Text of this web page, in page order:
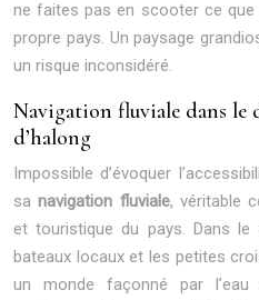
ne faites pas en scooter ce
propre pays. Un paysage
un risque inconsidéré.
Navigation fluviale dans le
d’halong
Impossible d’évoquer
sanavigation fluviale, véritable
et touristique du pays. Dans le
bateaux locaux et les petites
un monde façonné par